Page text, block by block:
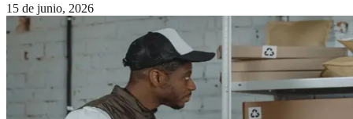
15 de junio, 2026